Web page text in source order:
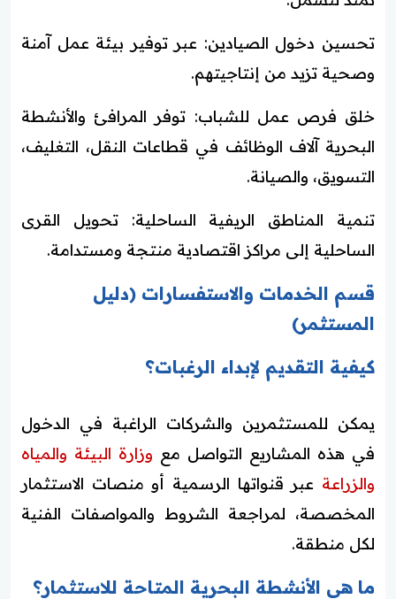
تحسين دخول الصيادين: عبر توفير بيئة عمل آمنة
وصحية تزيد من إنتاجيتهم.
خلق فرص عمل للشباب: توفر المرافئ والأنشطة
البحرية آلاف الوظائف في قطاعات النقل، التغليف،
التسويق، والصيانة.
تنمية المناطق الريفية الساحلية: تحويل القرى
الساحلية إلى مراكز اقتصادية منتجة ومستدامة.
قسم الخدمات والاستفسارات (دليل
المستثمر)
كيفية التقديم لإبداء الرغبات؟
يمكن للمستثمرين والشركات الراغبة في الدخول
في هذه المشاريع التواصل مع وزارة البيئة والمياه
والزراعة عبر قنواتها الرسمية أو منصات الاستثمار
المخصصة، لمراجعة الشروط والمواصفات الفنية
لكل منطقة.
ما هي الأنشطة البحرية المتاحة للاستثمار؟